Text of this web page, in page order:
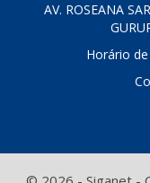
AV. ROSEANA
Horário